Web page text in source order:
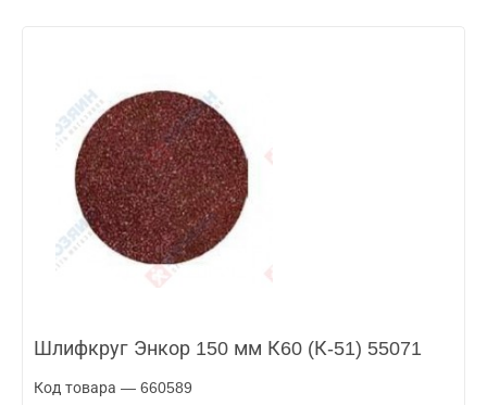
Шлифкруг Энкор 150 мм К60 (К-51) 55071
Код товара — 660589